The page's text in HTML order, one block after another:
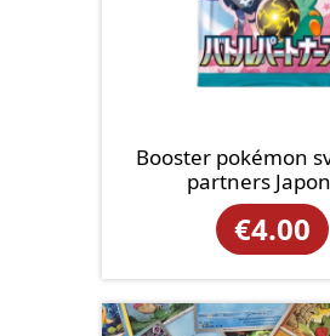
Booster pokémon
partners
€4.00